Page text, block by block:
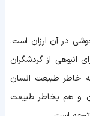
در آن ارزان است.
انبوهی از گردشگران
خاطر طبیعت انسان
و هم بخاطر طبیعت